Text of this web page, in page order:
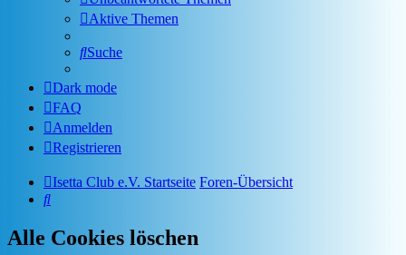
Aktive Themen
Suche
Dark mode
FAQ
Anmelden
Registrieren
Isetta Club e.V. Startseite Foren-Übersicht
Suche
Alle Cookies löschen